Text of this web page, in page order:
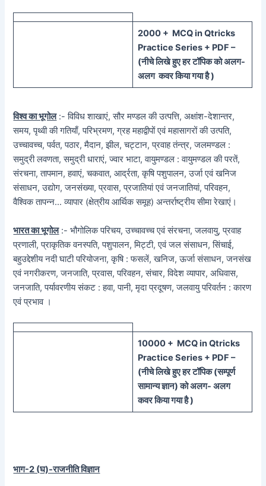
2000 + MCQ in Qtricks
Practice Series + PDF –
(नीचेलिखे हुएहर टॉपिक कोअलग-
अलग कवर किया गया है )
विश्व का भूगोल:- विविध शाखाएं, सौर मण्डल की उत्पत्ति, अक्षांश-देशान्तर,
समय, पृथ्वी की गतियाँ, परिभ्रमण, ग्रह महाद्वीपों एवं महासागरों की उत्पति,
उच्चावच्च, पर्वत, पठार, मैदान, झील, चट्टान, प्रवाह तंन्त्र, जलमण्डल :
समुद्री लवणता, समुद्री धाराएं, ज्वार भाटा, वायुमण्डल : वायुमण्डल की परतें,
संरचना, तापमान, हवाएं, चकवात, आर्द्रता, कृषि पशुपालन, उर्जा एवं खनिज
संसाधन, उद्योग, जनसंख्या, प्रवास, प्रजातियां एवं जनजातियां, परिवहन,
वैश्विक तापन्न… व्यापार (क्षेत्रीय आर्थिक समूह) अन्तर्राष्ट्रीय सीमा रेखाएं।
भारत का भूगोल:- भौगोलिक परिचय, उच्चावच्च एवं संरचना, जलवायु, प्रवाह
प्रणाली, प्राकृतिक वनस्पति, पशुपालन, मिट्टी, एवं जल संसाधन, सिंचाई,
बहुउद्देशीय नदी घाटी परियोजना, कृषि : फसलें, खनिज, ऊर्जा संसाधन, जनसंख
एवं नगरीकरण, जनजाति, प्रवास, परिवहन, संचार, विदेश व्यापार, अधिवास,
जनजाति, पर्यावरणीय संकट : हवा, पानी, मृदा प्रदूषण, जलवायु परिवर्तन : कारण
एवं प्रभाव ।
10000 + MCQ in Qtricks
Practice Series + PDF –
(नीचेलिखे हुएहर टॉपिक(सम्पूर्ण
सामान्य ज्ञान) कोअलग- अलग
कवर किया गया है )
भाग-2 (घ)-राजनीति विज्ञान